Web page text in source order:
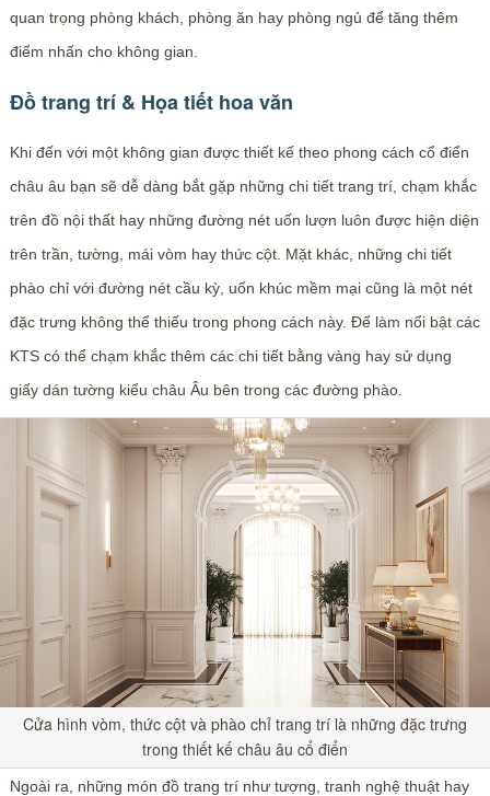
quan trọng phòng khách, phòng ăn hay phòng ngủ để tăng thêm
điểm nhấn cho không gian.
Đồ trang trí & Họa tiết hoa văn
Khi đến với một không gian được thiết kế theo phong cách cổ điển
châu âu bạn sẽ dễ dàng bắt gặp những chi tiết trang trí, chạm khắc
trên đồ nội thất hay những đường nét uốn lượn luôn được hiện diện
trên trần, tường, mái vòm hay thức cột. Mặt khác, những chi tiết
phào chỉ với đường nét cầu kỳ, uốn khúc mềm mại cũng là một nét
đặc trưng không thể thiếu trong phong cách này. Để làm nổi bật các
KTS có thể chạm khắc thêm các chi tiết bằng vàng hay sử dụng
giấy dán tường kiểu châu Âu bên trong các đường phào.
Cửa hình vòm, thức cột và phào chỉ trang trí là những đặc trưng
trong thiết kế châu âu cổ điển
Ngoài ra, những món đồ trang trí như tượng, tranh nghệ thuật hay